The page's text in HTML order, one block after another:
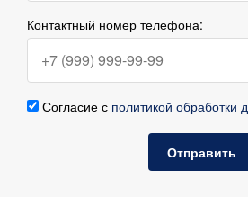
Контактный номер телефона:
Согласие с политикой обработки
Отправить